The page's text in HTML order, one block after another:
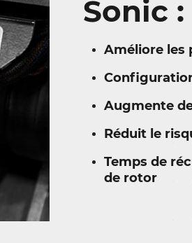
Sonic :
Améliore les
Augmente
Réduit le
Temps de
de rotor